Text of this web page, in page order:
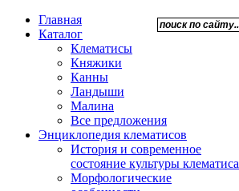
Главная
Каталог
Клематисы
Княжики
Канны
Ландыши
Малина
Все предложения
Энциклопедия клематисов
История и современное
состояние культуры клематиса
Морфологические